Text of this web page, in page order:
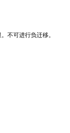
不可进行负迁移。